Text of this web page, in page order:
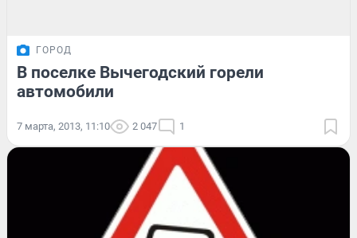
ГОРОД
В поселке Вычегодский горели
автомобили
7 марта, 2013, 11:10 2 047 1